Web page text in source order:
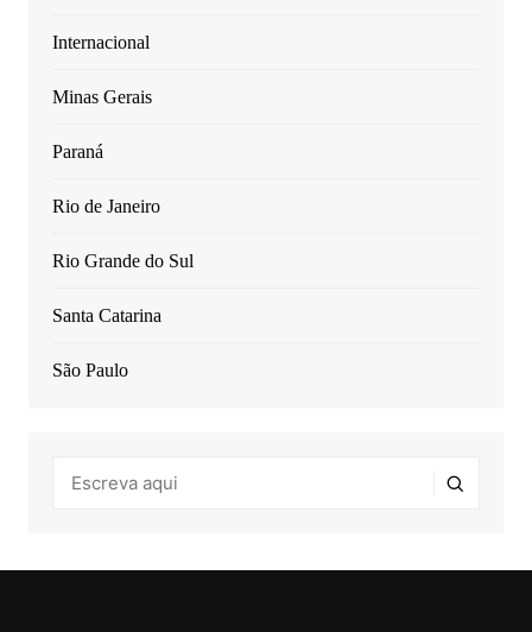
Internacional
Minas Gerais
Paraná
Rio de Janeiro
Rio Grande do Sul
Santa Catarina
São Paulo